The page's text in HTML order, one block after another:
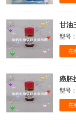
甘油
型号
在
癌胚
型号
在